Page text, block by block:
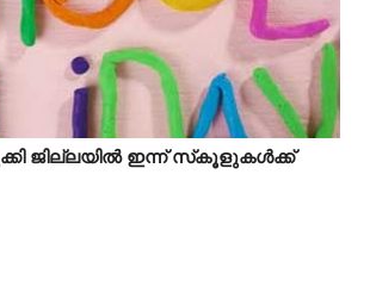
ജില്ലയിൽ ഇന്ന് സ്‌കൂളുകൾക്ക്